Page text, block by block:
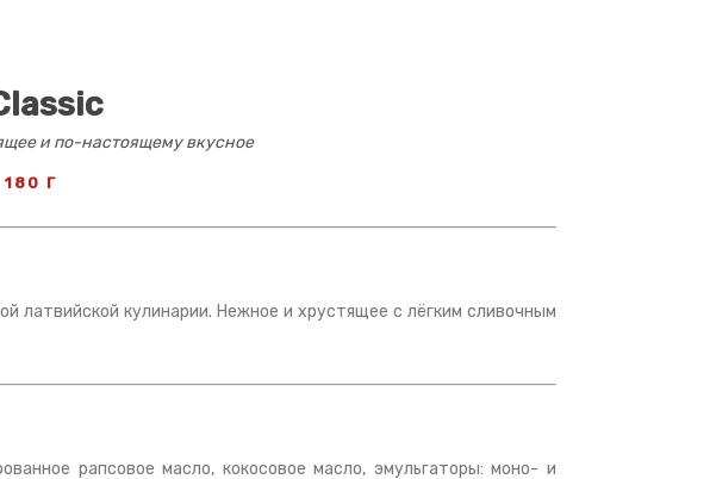
и по-настоящему вкусное
180 Г
латвийской кулинарии. Нежное и хрустящее с лёгким сливочным
рапсовое масло, кокосовое масло, эмульгаторы: моно- и